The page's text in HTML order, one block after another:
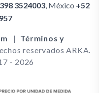
3524003, México +52
|
Términos y
reservados ARKA.
- 2026